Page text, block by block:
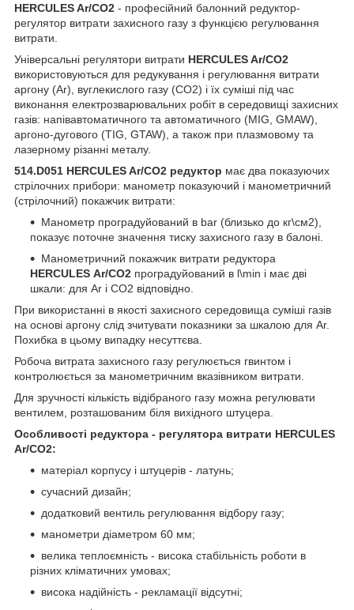
HERCULES Ar/CO2 - професійний балонний редуктор-
регулятор витрати захисного газу з функцією регулювання
витрати.
Універсальні регулятори витрати HERCULES Ar/CO2
використовуються для редукування і регулювання витрати
аргону (Ar), вуглекислого газу (CO2) і їх суміші під час
виконання електрозварювальних робіт в середовищі захисних
газів: напівавтоматичного та автоматичного (MIG, GMAW),
аргоно-дугового (TIG, GTAW), а також при плазмовому та
лазерному різанні металу.
514.D051 HERCULES Ar/CO2 редуктор має два показуючих
стрілочних прибори: манометр показуючий і манометричний
(стрілочний) покажчик витрати:
Манометр проградуйований в bar (близько до кг\см2),
показує поточне значення тиску захисного газу в балоні.
Манометричний покажчик витрати редуктора
HERCULES Ar/CO2 проградуйований в l\min і має дві
шкали: для Ar і CO2 відповідно.
При використанні в якості захисного середовища суміші газів
на основі аргону слід зчитувати показники за шкалою для Ar.
Похибка в цьому випадку несуттєва.
Робоча витрата захисного газу регулюється гвинтом і
контролюється за манометричним вказівником витрати.
Для зручності кількість відібраного газу можна регулювати
вентилем, розташованим біля вихідного штуцера.
Особливості редуктора - регулятора витрати HERCULES
Ar/CO2:
матеріал корпусу і штуцерів - латунь;
сучасний дизайн;
додатковий вентиль регулювання відбору газу;
манометри діаметром 60 мм;
велика теплоємність - висока стабільність роботи в
різних кліматичних умовах;
висока надійність - рекламації відсутні;